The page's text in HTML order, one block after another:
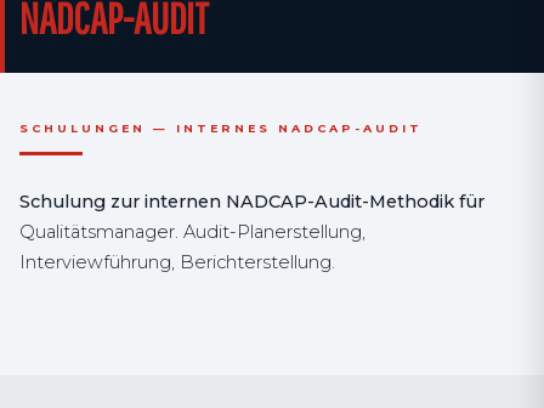
NADCAP-AUDIT
SCHULUNGEN — INTERNES NADCAP-AUDIT
Schulung zur internen NADCAP-Audit-Methodik für
Qualitätsmanager. Audit-Planerstellung,
Interviewführung, Berichterstellung.